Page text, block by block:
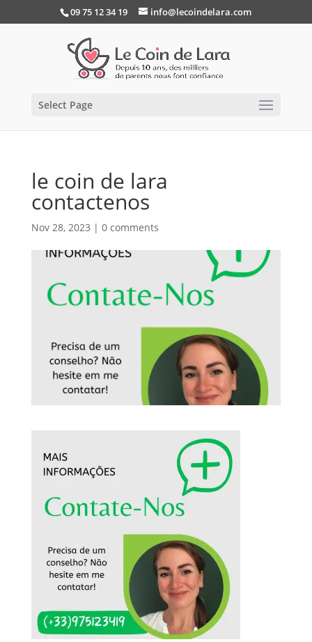
09 75 12 34 19 info@lecoindelara.com
Select Page
le coin de lara
contactenos
Nov 28, 2023 | 0 comments